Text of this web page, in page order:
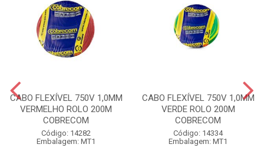
CABO FLEXÍVEL 750V 1,0MM
VERMELHO ROLO 200M
COBRECOM
Código: 14282
Embalagem: MT1
CABO FLEXÍVEL 750V 1,0MM
VERDE ROLO 200M
COBRECOM
Código: 14334
Embalagem: MT1